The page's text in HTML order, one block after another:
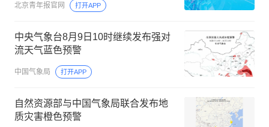
北京青年报官网 打开APP
中央气象台8月9日10时继续发布强对
流天气蓝色预警
中国气象局 打开APP
自然资源部与中国气象局联合发布地
质灾害橙色预警